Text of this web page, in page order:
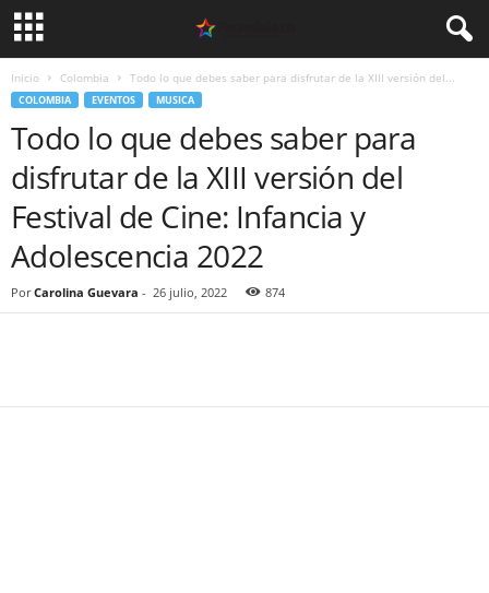
Inicio Colombia Todo lo que debes saber para disfrutar de la XIII versión del...
COLOMBIA EVENTOS MUSICA
Todo lo que debes saber para
disfrutar de la XIII versión del
Festival de Cine: Infancia y
Adolescencia 2022
Por Carolina Guevara - 26 julio, 2022 874